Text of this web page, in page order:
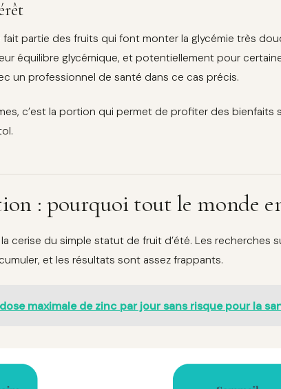
partie des fruits qui font monter la glycémie très
équilibre glycémique, et potentiellement pour
un professionnel de santé dans ce cas précis.
c’est la portion qui permet de profiter des bienfaits
: pourquoi tout le monde
cerise du simple statut de fruit d’été. Les recherches
et les résultats sont assez frappants.
maximale de zinc par jour sans risque pour la